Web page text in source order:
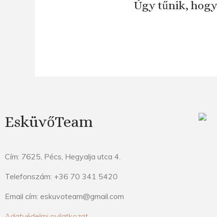
Úgy tűnik,
EsküvőTeam
Cím: 7625, Pécs, Hegyalja utca 4.
Telefonszám: +36 70 341 5420
Email cím: eskuvoteam@gmail.com